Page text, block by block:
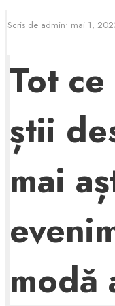
Scris de admin• mai 1,
Tot
știi
mai
modă